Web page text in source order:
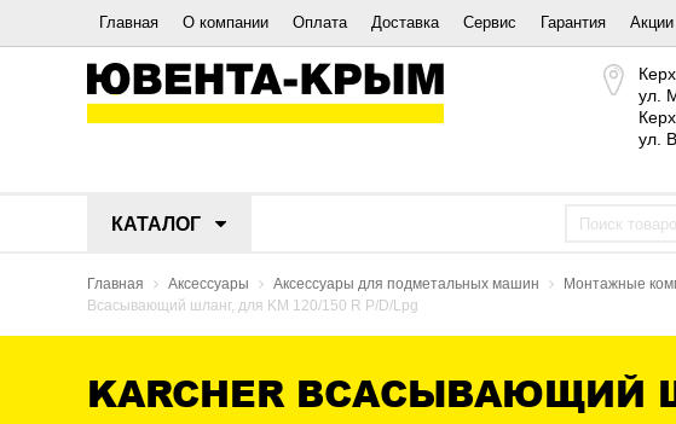
Главная О компании Оплата Доставка Сервис Гарантия Акции
ул.
ул.
КАТАЛОГ
Главная Аксессуары Аксессуары для подметальных машин Монтажные
Всасывающий шланг, для KM 120/150 R P/D/Lpg
KARCHER ВСАСЫВАЮЩИЙ